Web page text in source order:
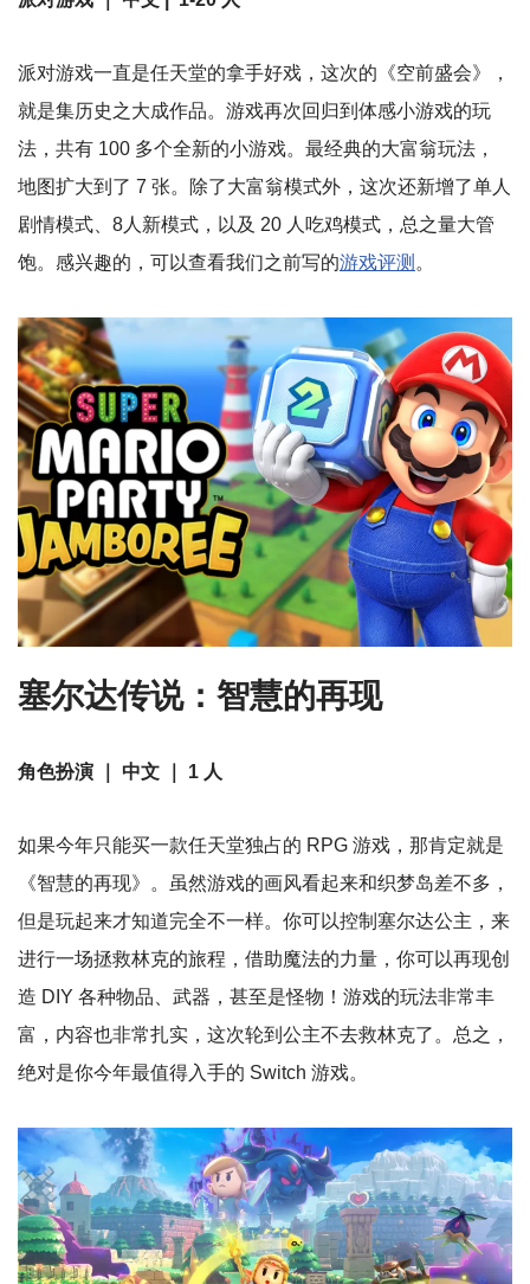
派对游戏一直是任天堂的拿手好戏，这次的《空前盛会》，
就是集历史之大成作品。游戏再次回归到体感小游戏的玩
法，共有 100 多个全新的小游戏。最经典的大富翁玩法，
地图扩大到了 7 张。除了大富翁模式外，这次还新增了单人
剧情模式、8人新模式，以及 20 人吃鸡模式，总之量大管
饱。感兴趣的，可以查看我们之前写的游戏评测 。
塞尔达传说：智慧的再现
角色扮演 ｜ 中文 ｜ 1 人
如果今年只能买一款任天堂独占的 RPG 游戏，那肯定就是
《智慧的再现》。虽然游戏的画风看起来和织梦岛差不多，
但是玩起来才知道完全不一样。你可以控制塞尔达公主，来
进行一场拯救林克的旅程，借助魔法的力量，你可以再现创
造 DIY 各种物品、武器，甚至是怪物！游戏的玩法非常丰
富，内容也非常扎实，这次轮到公主不去救林克了。总之，
绝对是你今年最值得入手的 Switch 游戏。